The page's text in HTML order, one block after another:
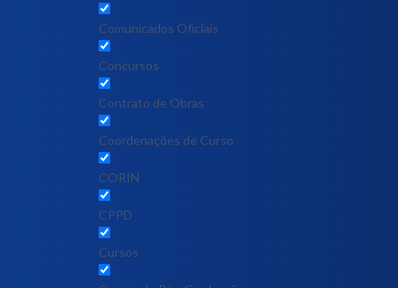
Comunicados Oficiais
Concursos
Contrato de Obras
Coordenações de Curso
CORIN
CPPD
Cursos